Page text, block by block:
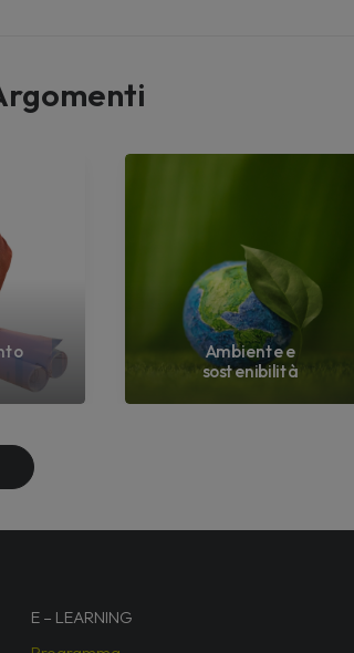
Ambiente e
sostenibilità
E – LEARNING